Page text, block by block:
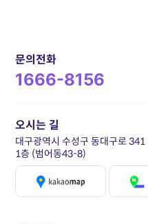
문의전화
1666-8156
오시는 길
대구광역시 수성구 동대구로 341
1층 (범어동43-8)